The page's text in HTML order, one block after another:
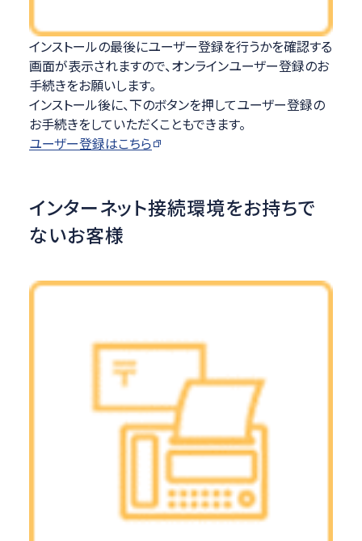
インストールの最後にユーザー登録を行うかを確認する
画面が表示されますので、オンラインユーザー登録のお
手続きをお願いします。
インストール後に、下のボタンを押してユーザー登録の
お手続きをしていただくこともできます。
ユーザー登録はこちら
インターネット接続環境をお持ちで
ないお客様